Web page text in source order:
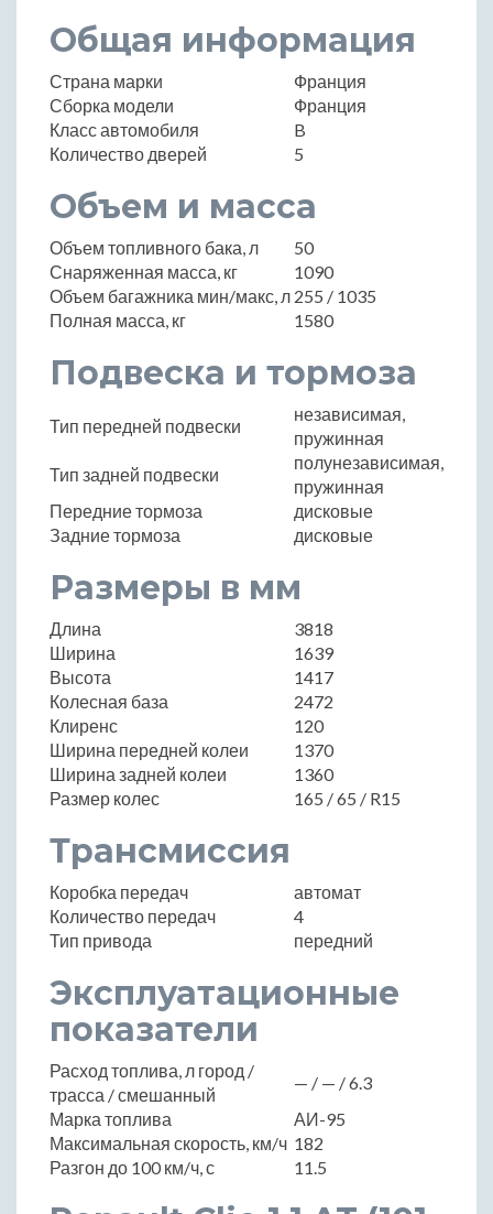
Общая информация
Страна марки
Франция
Сборка модели
Франция
Класс автомобиля
B
Количество дверей
5
Объем и масса
Объем топливного бака, л
50
Снаряженная масса, кг
1090
Объем багажника мин/макс, л 255 / 1035
Полная масса, кг
1580
Подвеска и тормоза
Тип передней подвески
независимая,
пружинная
Тип задней подвески
полунезависимая,
пружинная
Передние тормоза
дисковые
Задние тормоза
дисковые
Размеры в мм
Длина
3818
Ширина
1639
Высота
1417
Колесная база
2472
Клиренс
120
Ширина передней колеи
1370
Ширина задней колеи
1360
Размер колес
165 / 65 / R15
Трансмиссия
Коробка передач
автомат
Количество передач
4
Тип привода
передний
Эксплуатационные
показатели
Расход топлива, л город /
трасса / смешанный
— / — / 6.3
Марка топлива
АИ-95
Максимальная скорость, км/ч 182
Разгон до 100 км/ч, с
11.5